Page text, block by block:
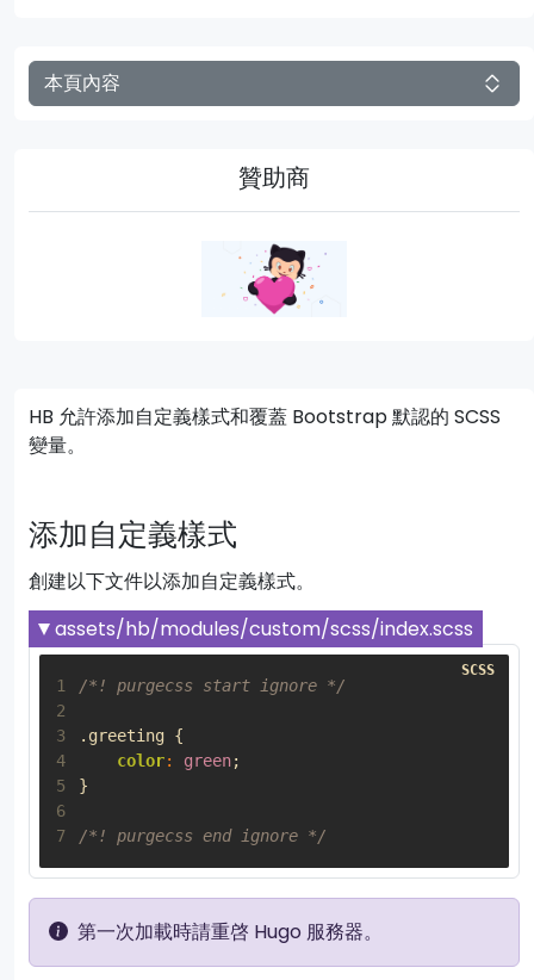
本頁內容
贊助商
HB 允許添加自定義樣式和覆蓋 Bootstrap 默認的 SCSS
變量。
添加自定義樣式
創建以下文件以添加自定義樣式。
assets/hb/modules/custom/scss/index.scss
1
/*! purgecss start ignore */
2
3
.greeting {
4
color: green;
5
}
6
7
/*! purgecss end ignore */
第一次加載時請重啓 Hugo 服務器。